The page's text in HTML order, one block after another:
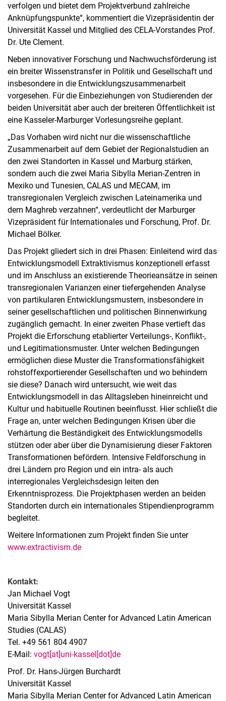
verfolgen und bietet dem Projektverbund zahlreiche
Anknüpfungspunkte“, kommentiert die Vizepräsidentin der
Universität Kassel und Mitglied des CELA-Vorstandes Prof.
Dr. Ute Clement.
Neben innovativer Forschung und Nachwuchsförderung ist
ein breiter Wissenstransfer in Politik und Gesellschaft und
insbesondere in die Entwicklungszusammenarbeit
vorgesehen. Für die Einbeziehungen von Studierenden der
beiden Universität aber auch der breiteren Öffentlichkeit ist
eine Kasseler-Marburger Vorlesungsreihe geplant.
„Das Vorhaben wird nicht nur die wissenschaftliche
Zusammenarbeit auf dem Gebiet der Regionalstudien an
den zwei Standorten in Kassel und Marburg stärken,
sondern auch die zwei Maria Sibylla Merian-Zentren in
Mexiko und Tunesien, CALAS und MECAM, im
transregionalen Vergleich zwischen Lateinamerika und
dem Maghreb verzahnen“, verdeutlicht der Marburger
Vizepräsident für Internationales und Forschung, Prof. Dr.
Michael Bölker.
Das Projekt gliedert sich in drei Phasen: Einleitend wird das
Entwicklungsmodell Extraktivismus konzeptionell erfasst
und im Anschluss an existierende Theorieansätze in seinen
transregionalen Varianzen einer tiefergehenden Analyse
von partikularen Entwicklungsmustern, insbesondere in
seiner gesellschaftlichen und politischen Binnenwirkung
zugänglich gemacht. In einer zweiten Phase vertieft das
Projekt die Erforschung etablierter Verteilungs-, Konflikt-,
und Legitimationsmuster. Unter welchen Bedingungen
ermöglichen diese Muster die Transformationsfähigkeit
rohstoffexportierender Gesellschaften und wo behindern
sie diese? Danach wird untersucht, wie weit das
Entwicklungsmodell in das Alltagsleben hineinreicht und
Kultur und habituelle Routinen beeinflusst. Hier schließt die
Frage an, unter welchen Bedingungen Krisen über die
Verhärtung die Beständigkeit des Entwicklungsmodells
stützen oder aber über die Dynamisierung dieser Faktoren
Transformationen befördern. Intensive Feldforschung in
drei Ländern pro Region und ein intra- als auch
interregionales Vergleichsdesign leiten den
Erkenntnisprozess. Die Projektphasen werden an beiden
Standorten durch ein internationales Stipendienprogramm
begleitet.
Weitere Informationen zum Projekt finden Sie unter
www.extractivism.de
Kontakt:
Jan Michael Vogt
Universität Kassel
Maria Sibylla Merian Center for Advanced Latin American
Studies (CALAS)
Tel. +49 561 804 4907
E-Mail: vogt[at]uni-kassel[dot]de
Prof. Dr. Hans-Jürgen Burchardt
Universität Kassel
Maria Sibylla Merian Center for Advanced Latin American